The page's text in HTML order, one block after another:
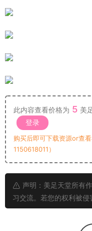
此内容查看价格为 5 美
登录
购买后即可下载资源or查
1150618011）
声明：美足天堂所有
习交流。若您的权利被